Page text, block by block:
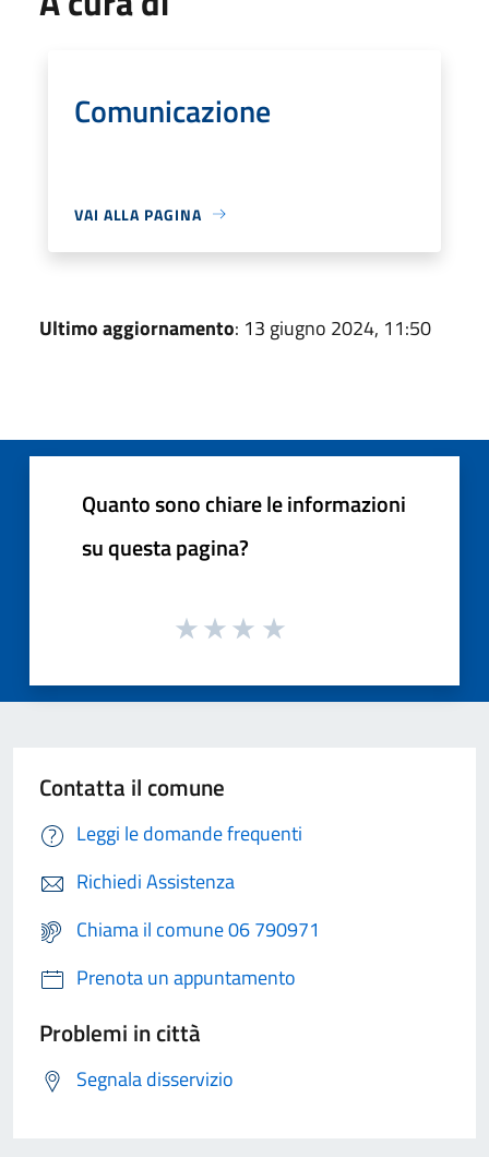
Comunicazione
VAI ALLA PAGINA
Ultimo aggiornamento: 13 giugno 2024, 11:50
Quanto sono chiare le informazioni
su questa pagina?
Contatta il comune
Leggi le domande frequenti
Richiedi Assistenza
Chiama il comune 06 790971
Prenota un appuntamento
Problemi in città
Segnala disservizio